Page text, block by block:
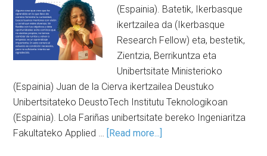
(Espainia). Batetik, Ikerbasque
ikertzailea da (Ikerbasque
Research Fellow) eta, bestetik,
Zientzia, Berrikuntza eta
Unibertsitate Ministerioko
(Espainia) Juan de la Cierva ikertzailea Deustuko
Unibertsitateko DeustoTech Institutu Teknologikoan
(Espainia). Lola Fariñas unibertsitate bereko Ingeniaritza
Fakultateko Applied … [Read more...]